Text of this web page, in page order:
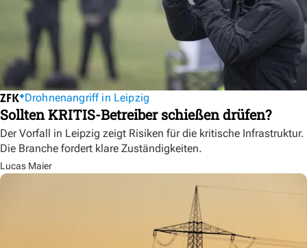
Drohnenangriff in Leipzig
Sollten KRITIS-Betreiber schießen drüfen?
Der Vorfall in Leipzig zeigt Risiken für die kritische Infrastruktur.
Die Branche fordert klare Zuständigkeiten.
Lucas Maier